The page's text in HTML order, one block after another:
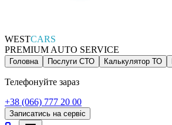
WESTCARS
PREMIUM AUTO SERVICE
Головна Послуги СТО Калькулятор ТО
Телефонуйте зараз
+38 (066) 777 20 00
Записатись на сервіс